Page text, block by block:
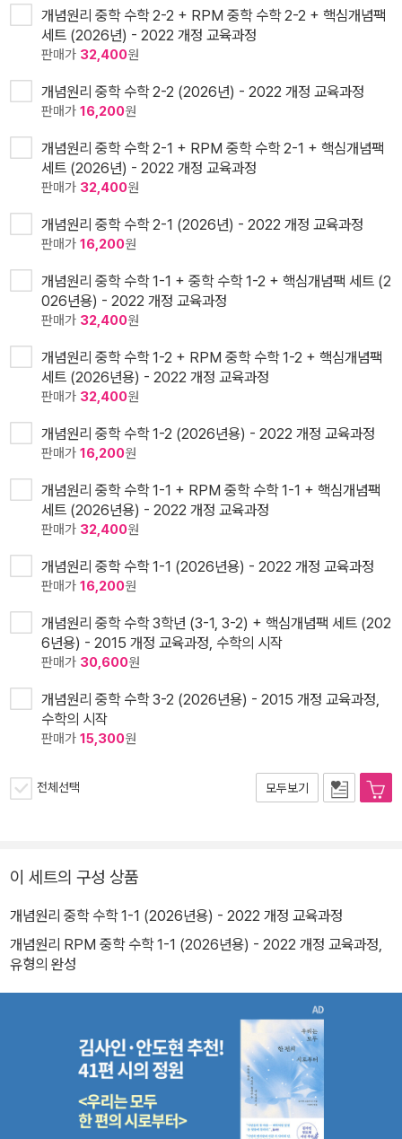
개념원리 중학 수학 2-2 + RPM 중학 수학 2-2 + 핵심개념팩
세트 (2026년) - 2022 개정 교육과정
판매가 32,400원
개념원리 중학 수학 2-2 (2026년) - 2022 개정 교육과정
판매가 16,200원
개념원리 중학 수학 2-1 + RPM 중학 수학 2-1 + 핵심개념팩
세트 (2026년) - 2022 개정 교육과정
판매가 32,400원
개념원리 중학 수학 2-1 (2026년) - 2022 개정 교육과정
판매가 16,200원
개념원리 중학 수학 1-1 + 중학 수학 1-2 + 핵심개념팩 세트 (2
026년용) - 2022 개정 교육과정
판매가 32,400원
개념원리 중학 수학 1-2 + RPM 중학 수학 1-2 + 핵심개념팩
세트 (2026년용) - 2022 개정 교육과정
판매가 32,400원
개념원리 중학 수학 1-2 (2026년용) - 2022 개정 교육과정
판매가 16,200원
개념원리 중학 수학 1-1 + RPM 중학 수학 1-1 + 핵심개념팩
세트 (2026년용) - 2022 개정 교육과정
판매가 32,400원
개념원리 중학 수학 1-1 (2026년용) - 2022 개정 교육과정
판매가 16,200원
개념원리 중학 수학 3학년 (3-1, 3-2) + 핵심개념팩 세트 (202
6년용) - 2015 개정 교육과정, 수학의 시작
판매가 30,600원
개념원리 중학 수학 3-2 (2026년용) - 2015 개정 교육과정,
수학의 시작
판매가 15,300원
전체선택 모두보기
이 세트의 구성 상품
개념원리 중학 수학 1-1 (2026년용) - 2022 개정 교육과정
개념원리 RPM 중학 수학 1-1 (2026년용) - 2022 개정 교육과정,
유형의 완성